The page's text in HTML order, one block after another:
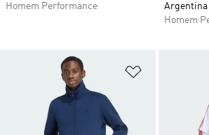
Homem Performance
Argentina
Homem
Adicionar à